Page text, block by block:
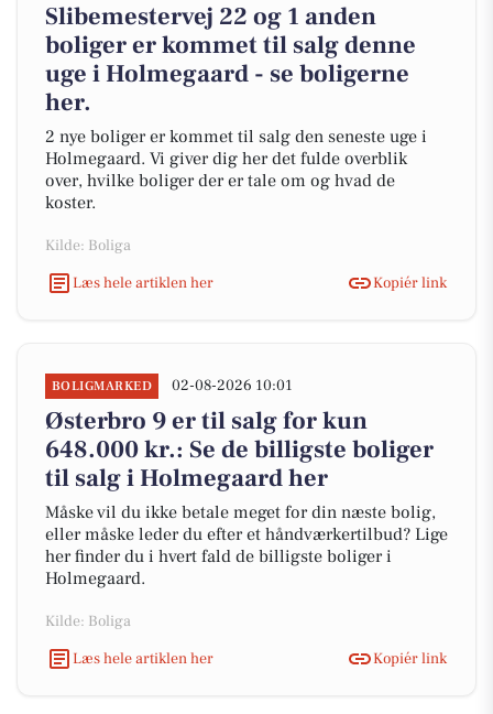
Slibemestervej 22 og 1 anden
boliger er kommet til salg denne
uge i Holmegaard - se boligerne
her.
2 nye boliger er kommet til salg den seneste uge i
Holmegaard. Vi giver dig her det fulde overblik
over, hvilke boliger der er tale om og hvad de
koster.
Kilde: Boliga
Læs hele artiklen her
Kopiér link
BOLIGMARKED 02-08-2026 10:01
Østerbro 9 er til salg for kun
648.000 kr.: Se de billigste boliger
til salg i Holmegaard her
Måske vil du ikke betale meget for din næste bolig,
eller måske leder du efter et håndværkertilbud? Lige
her finder du i hvert fald de billigste boliger i
Holmegaard.
Kilde: Boliga
Læs hele artiklen her
Kopiér link